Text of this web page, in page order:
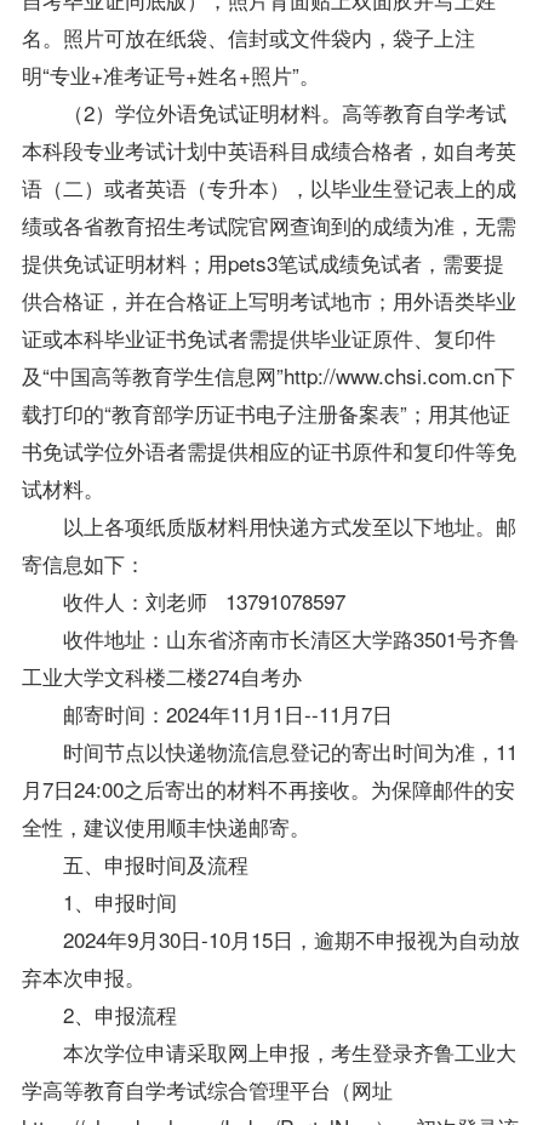
名。照片可放在纸袋、信封或文件袋内，袋子上注
明“专业+准考证号+姓名+照片”。
（2）学位外语免试证明材料。高等教育自学考试
本科段专业考试计划中英语科目成绩合格者，如自考英
语（二）或者英语（专升本），以毕业生登记表上的成
绩或各省教育招生考试院官网查询到的成绩为准，无需
提供免试证明材料；用pets3笔试成绩免试者，需要提
供合格证，并在合格证上写明考试地市；用外语类毕业
证或本科毕业证书免试者需提供毕业证原件、复印件
及“中国高等教育学生信息网”http://www.chsi.com.cn下
载打印的“教育部学历证书电子注册备案表”；用其他证
书免试学位外语者需提供相应的证书原件和复印件等免
试材料。
以上各项纸质版材料用快递方式发至以下地址。邮
寄信息如下：
收件人：刘老师 13791078597
收件地址：山东省济南市长清区大学路3501号齐鲁
工业大学文科楼二楼274自考办
邮寄时间：2024年11月1日--11月7日
时间节点以快递物流信息登记的寄出时间为准，11
月7日24:00之后寄出的材料不再接收。为保障邮件的安
全性，建议使用顺丰快递邮寄。
五、申报时间及流程
1、申报时间
2024年9月30日-10月15日，逾期不申报视为自动放
弃本次申报。
2、申报流程
本次学位申请采取网上申报，考生登录齐鲁工业大
学高等教育自学考试综合管理平台（网址